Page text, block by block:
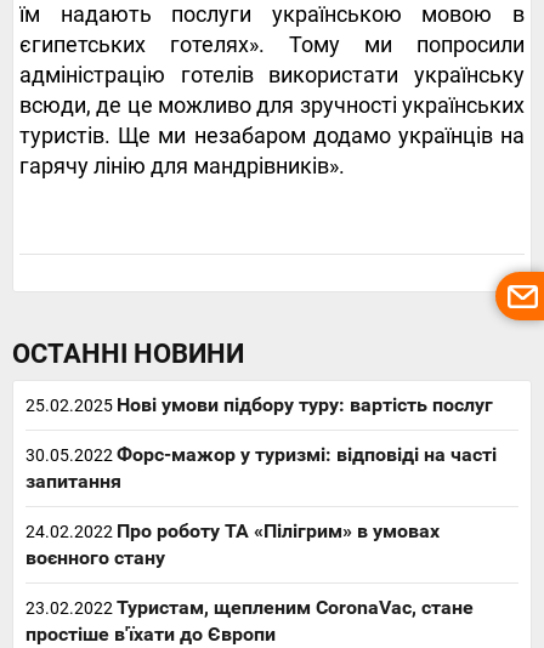
ОСТАННІ НОВИНИ
25.02.2025 Нові умови підбору туру: вартість послуг
30.05.2022 Форс-мажор у туризмі: відповіді на часті
запитання
24.02.2022 Про роботу ТА «Пілігрим» в умовах
воєнного стану
23.02.2022 Туристам, щепленим CoronaVac, стане
простіше в'їхати до Європи
їм надають послуги українською мовою в
єгипетських готелях». Тому ми попросили
адміністрацію готелів використати українську
всюди, де це можливо для зручності українських
туристів. Ще ми незабаром додамо українців на
гарячу лінію для мандрівників».